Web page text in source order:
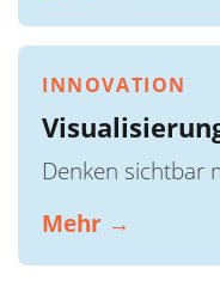
INNOVATION
Denken sichtbar
Mehr →